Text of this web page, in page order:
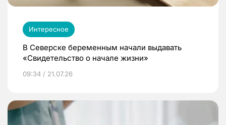
Интересное
В Северске беременным начали выдавать
«Свидетельство о начале жизни»
09:34 / 21.07.26